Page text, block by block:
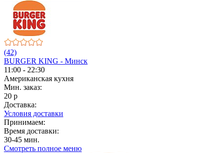
(42)
BURGER KING - Минск
11:00 - 22:30
Американская кухня
Мин. заказ:
20 р
Доставка:
Условия доставки
Принимаем:
Время доставки:
30-45 мин.
Смотреть полное меню